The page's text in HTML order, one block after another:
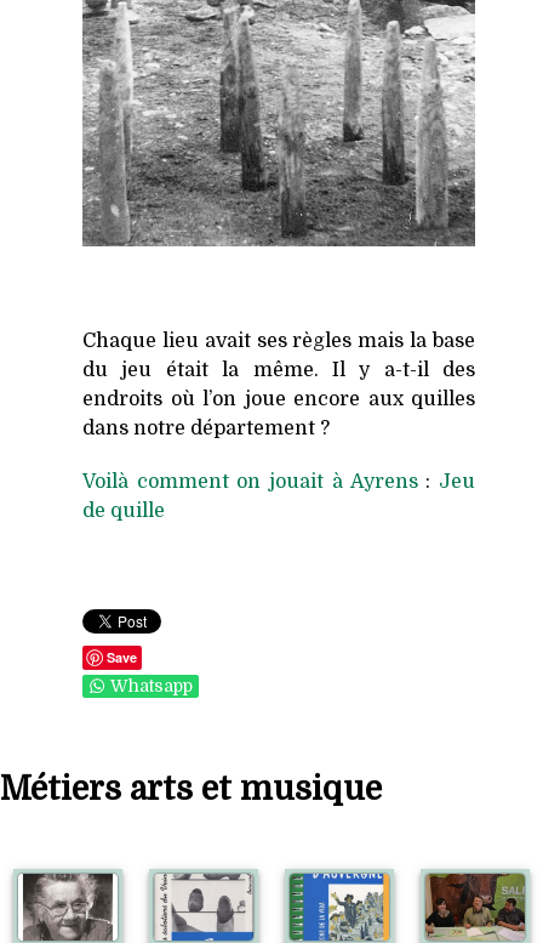
Chaque lieu avait ses règles mais la base
du jeu était la même. Il y a-t-il des
endroits où l’on joue encore aux quilles
dans notre département ?
Voilà comment on jouait à Ayrens : Jeu
de quille
Save
Whatsapp
Métiers arts et musique